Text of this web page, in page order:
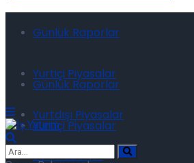
Günlük Raporlar
Yurtiçi Piyasalar
Yurtdışı Piyasalar
Son Haberler
Günlük Raporlar
Yurtiçi Piyasalar